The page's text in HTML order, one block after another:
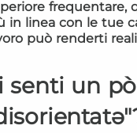
frequentare,
in linea con le tue
può renderti
senti un pò